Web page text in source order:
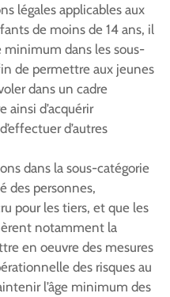
légales applicables aux
de moins de 14 ans, il
minimum dans les sous-
de permettre aux jeunes
dans un cadre
ainsi d’acquérir
d’autres
dans la sous-catégorie
des personnes,
pour les tiers, et que les
notamment la
en oeuvre des mesures
des risques au
l’âge minimum des